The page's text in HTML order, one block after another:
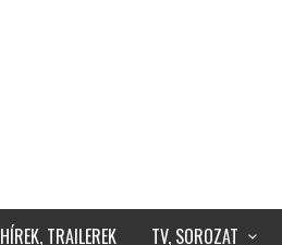
HÍREK, TRAILEREK TV, SOROZAT